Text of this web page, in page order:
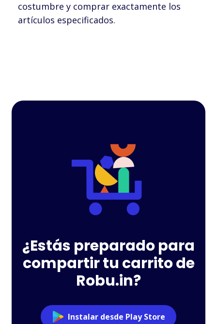
costumbre y comprar exactamente los
artículos especificados.
¿Estás preparado para
compartir tu carrito de
Robu.in?
Instalar desde Play Store